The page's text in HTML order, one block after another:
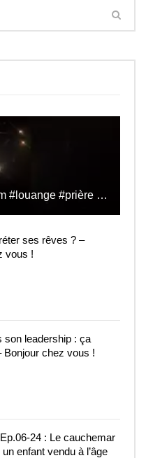
evenou shalom alerhem #louange #prière #shalom
ses rêves ? –
vous !
son leadership : ça
Bonjour chez vous !
24 : Le cauchemar
enfant vendu à l’âge